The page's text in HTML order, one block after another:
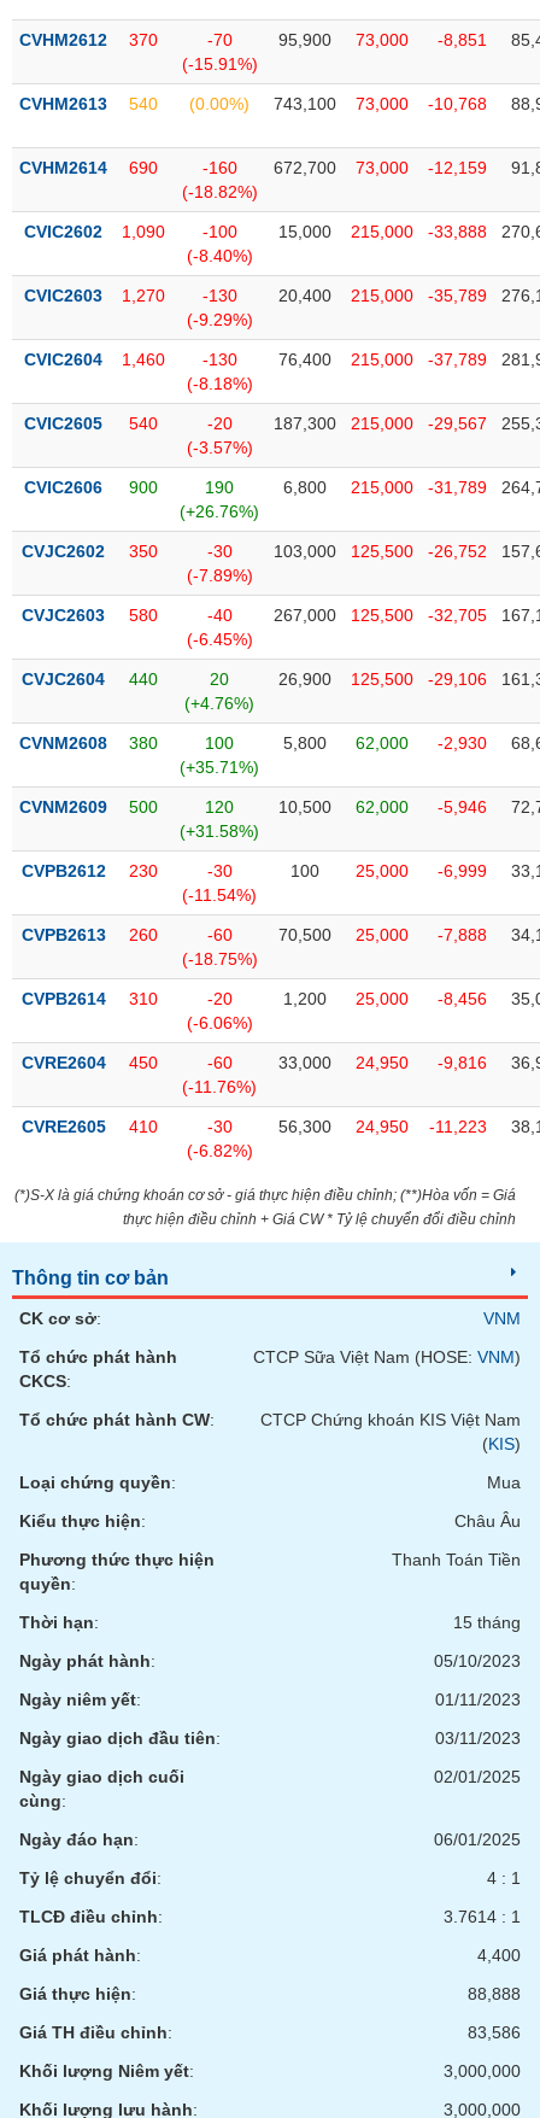
CVHM2612 370
-70
(-15.91%)
95,900 73,000 -8,851
CVHM2613 540 (0.00%) 743,100 73,000 -10,768
CVHM2614 690
-160
(-18.82%)
672,700 73,000 -12,159
CVIC2602 1,090
-100
(-8.40%)
15,000 215,000 -33,888
CVIC2603 1,270
-130
(-9.29%)
20,400 215,000 -35,789
CVIC2604 1,460
-130
(-8.18%)
76,400 215,000 -37,789
CVIC2605 540
-20
(-3.57%)
187,300 215,000 -29,567
CVIC2606 900
190
(+26.76%)
6,800 215,000 -31,789
CVJC2602 350
-30
(-7.89%)
103,000 125,500 -26,752
CVJC2603 580
-40
(-6.45%)
267,000 125,500 -32,705
CVJC2604 440
20
(+4.76%)
26,900 125,500 -29,106
CVNM2608 380
100
(+35.71%)
5,800 62,000 -2,930
CVNM2609 500
120
(+31.58%)
10,500 62,000 -5,946
CVPB2612 230
-30
(-11.54%)
100 25,000 -6,999
CVPB2613 260
-60
(-18.75%)
70,500 25,000 -7,888
CVPB2614 310
-20
(-6.06%)
1,200 25,000 -8,456
CVRE2604 450
-60
(-11.76%)
33,000 24,950 -9,816
CVRE2605 410
-30
(-6.82%)
56,300 24,950 -11,223
(*)S-X là giá chứng khoán cơ sở - giá thực hiện điều chỉnh; (**)Hòa vốn = Giá
thực hiện điều chỉnh + Giá CW * Tỷ lệ chuyển đổi điều chỉnh
Thông tin cơ bản
CK cơ sở:
VNM
Tổ chức phát hành
CKCS:
CTCP Sữa Việt Nam (HOSE: VNM)
Tổ chức phát hành CW:
CTCP Chứng khoán KIS Việt Nam
(KIS)
Loại chứng quyền:
Mua
Kiểu thực hiện:
Châu Âu
Phương thức thực hiện
quyền:
Thanh Toán Tiền
Thời hạn:
15 tháng
Ngày phát hành:
05/10/2023
Ngày niêm yết:
01/11/2023
Ngày giao dịch đầu tiên:
03/11/2023
Ngày giao dịch cuối
cùng:
02/01/2025
Ngày đáo hạn:
06/01/2025
Tỷ lệ chuyển đổi:
4 : 1
TLCĐ điều chỉnh:
3.7614 : 1
Giá phát hành:
4,400
Giá thực hiện:
88,888
Giá TH điều chỉnh:
83,586
Khối lượng Niêm yết:
3,000,000
Khối lượng lưu hành: 3,000,000
Thuật
ngữ
vụ
(-)
tạo
Công
đầu
tư
Truyền
tài
chính
Dữ
tài
chính